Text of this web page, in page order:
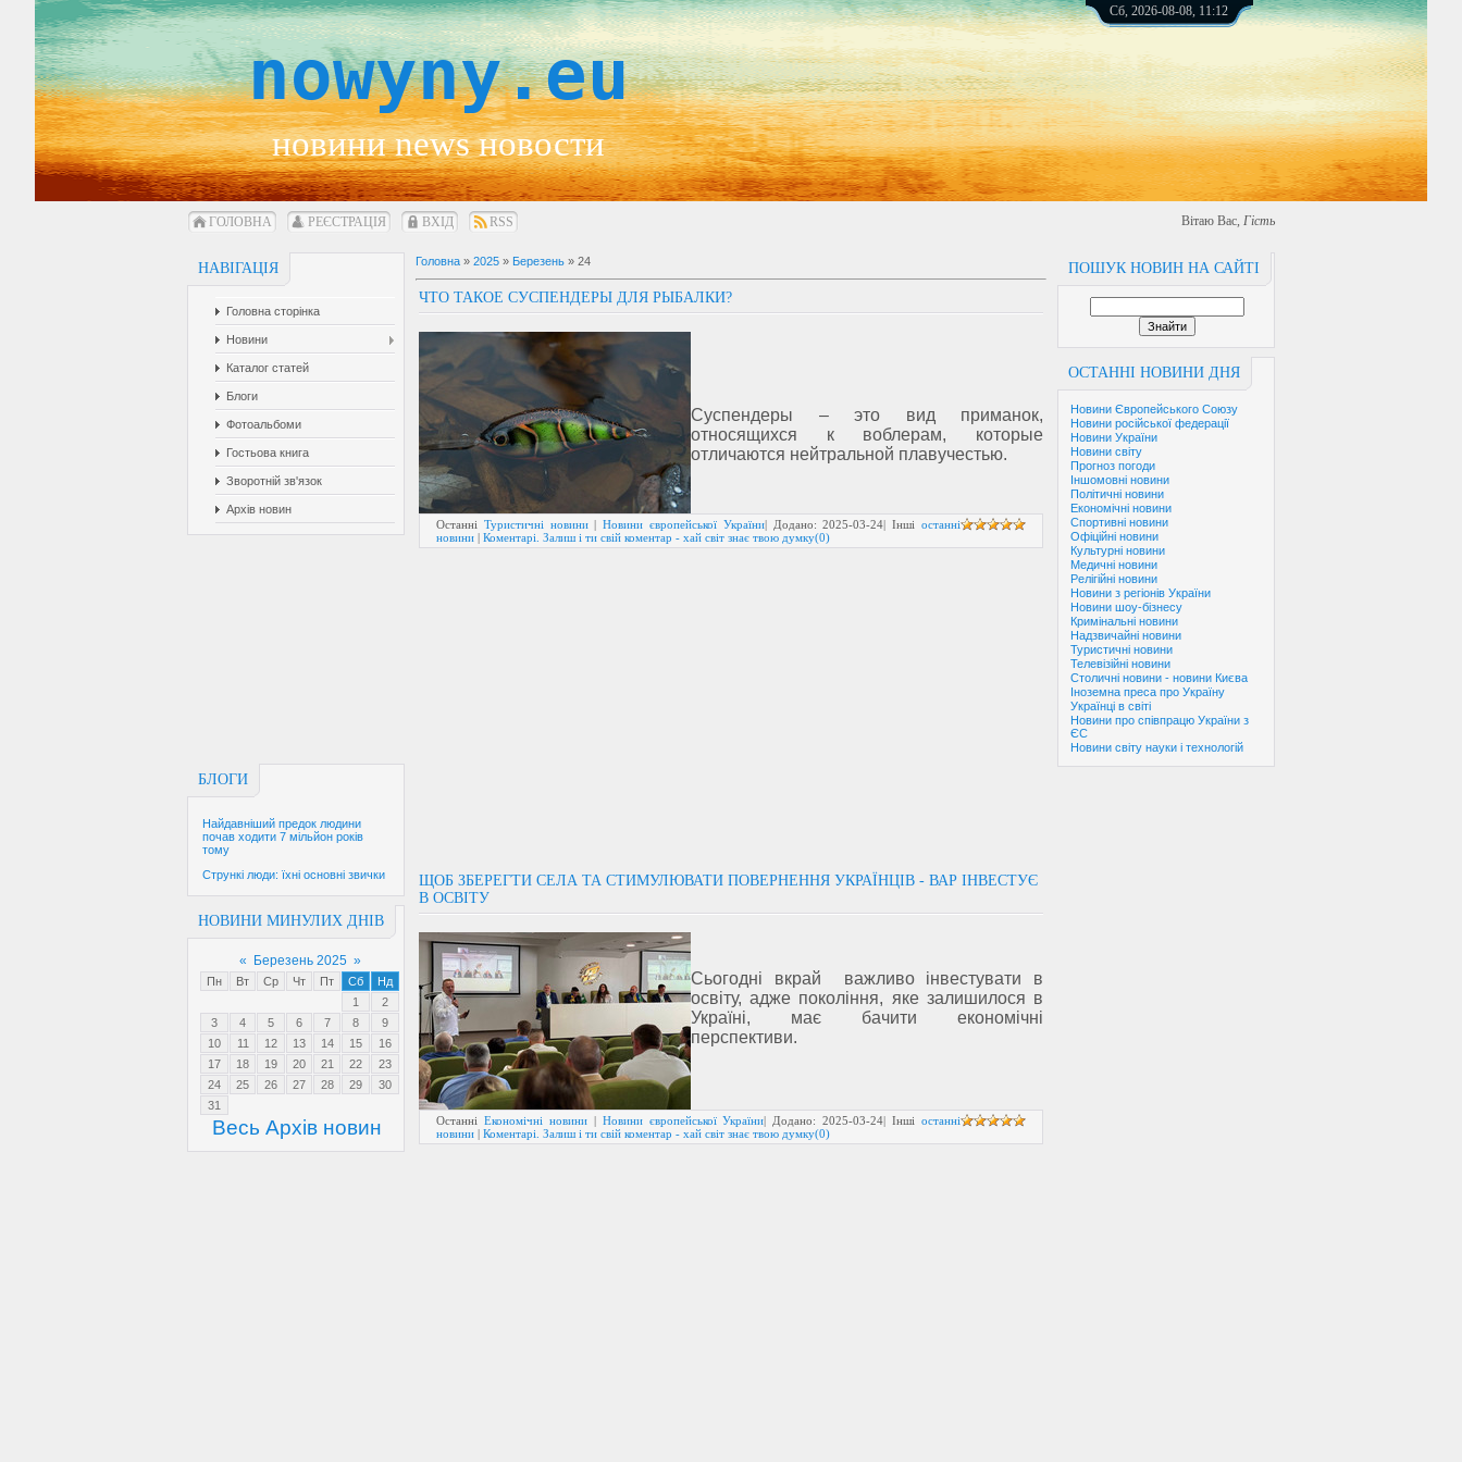
nowyny.eu
новини news новости
Сб, 2026-08-08, 11:12
ГОЛОВНА РЕЄСТРАЦІЯ ВХІД RSS Вітаю Вас, Гість
НАВІГАЦІЯ
Головна сторінка
Новини
Каталог статей
Блоги
Фотоальбоми
Гостьова книга
Зворотній зв'язок
Архів новин
БЛОГИ
Найдавніший предок людини
почав ходити 7 мільйон років
тому
Стрункі люди: їхні основні звички
НОВИНИ МИНУЛИХ ДНІВ
« Березень 2025 »
Пн Вт Ср Чт Пт Сб
Нд
1
2
3
4 5 6 7 8
9
10
11 12 13 14 15
16
17
18 19 20 21 22
23
24
25 26 27 28 29
30
31
Весь Архів новин
ПОШУК НОВИН НА САЙТІ
ОСТАННІ НОВИНИ ДНЯ
Новини Європейського Союзу
Новини російської федерації
Новини України
Новини світу
Прогноз погоди
Іншомовні новини
Політичні новини
Економічні новини
Спортивні новини
Офіційні новини
Культурні новини
Медичні новини
Релігійні новини
Новини з регіонів України
Новини шоу-бізнесу
Кримінальні новини
Надзвичайні новини
Туристичні новини
Телевізійні новини
Столичні новини - новини Києва
Іноземна преса про Україну
Українці в світі
Новини про співпрацю України з
ЄС
Новини світу науки і технологій
Головна » 2025 » Березень » 24
ЧТО ТАКОЕ СУСПЕНДЕРЫ ДЛЯ РЫБАЛКИ?
Суспендеры – это вид приманок,
относящихся к воблерам, которые
отличаются нейтральной плавучестью.
Останні Туристичні новини|Новини європейської України| Додано:2025-03-24| Іншіостанні
новини | Коментарі. Залиш і ти свій коментар - хай світ знає твою думку(0)
ЩОБ ЗБЕРЕГТИ СЕЛА ТА СТИМУЛЮВАТИ ПОВЕРНЕННЯ УКРАЇНЦІВ - ВАР ІНВЕСТУЄ
В ОСВІТУ
Сьогодні вкрай важливо інвестувати в
освіту, адже покоління, яке залишилося в
Україні, має бачити економічні
перспективи.
Останні Економічні новини| Новини європейської України| Додано:2025-03-24| Іншіостанні
новини | Коментарі. Залиш і ти свій коментар - хай світ знає твою думку(0)